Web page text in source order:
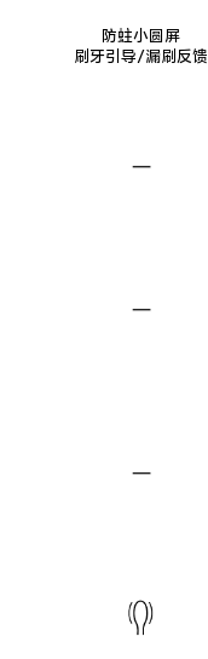
防蛀小圆屏
刷牙引导/漏刷反馈